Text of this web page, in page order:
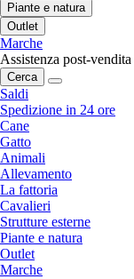
Piante e natura
Outlet
Marche
Assistenza post-
Cerca
Saldi
Spedizione in 24 ore
Cane
Gatto
Animali
Allevamento
La fattoria
Cavalieri
Strutture esterne
Piante e natura
Outlet
Marche